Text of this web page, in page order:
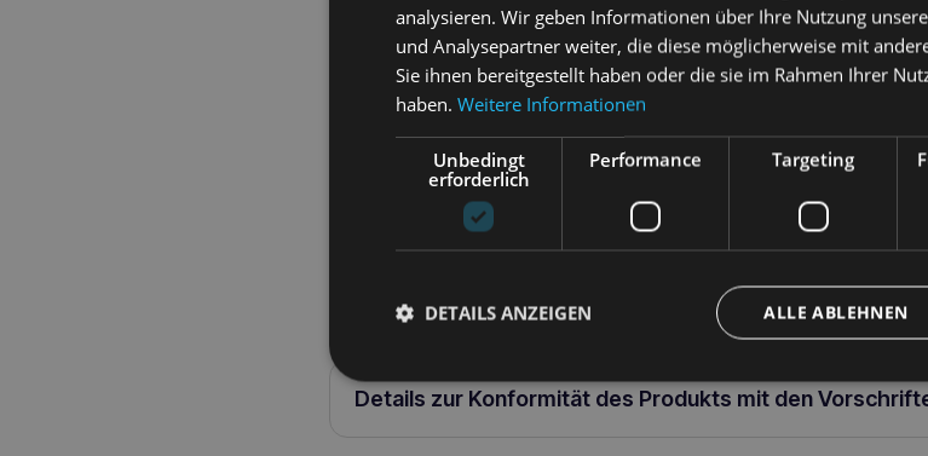
Produktbeschreibung
BESCHREIBUNG: Um den Komfort und die Bequemlichkeit unserer
einzigartige Serie von Betten. Recobed Betten werden von Grund auf
entwickelt und zahlreichen Qualitätstests unterzogen. Wir verwenden
die besten Materialien und Füllungen. Alle Produkte werden mit Liebe
bemühen uns, die Kollektionen zu einer perfekten Ergänzung, einer
ist eine Matte aus Polsterstoff. Das Material ist extrem strapazierfähig
eingenähte Reißverschlüsse ermöglichen das Herausnehmen der
gewaschen werden. MERKMALE Funktionalität Komfort und
Details zur Konformität des Produkts mit den
analysieren. Wir geben Informationen über Ihre Nutzung
und Analysepartner weiter, die diese möglicherweise mit
Sie ihnen bereitgestellt haben oder die sie im Rahmen Ihrer
haben. Weitere Informationen
Unbedingt
erforderlich
Performance Targeting
ALLE ABLEHNEN
DETAILS ANZEIGEN